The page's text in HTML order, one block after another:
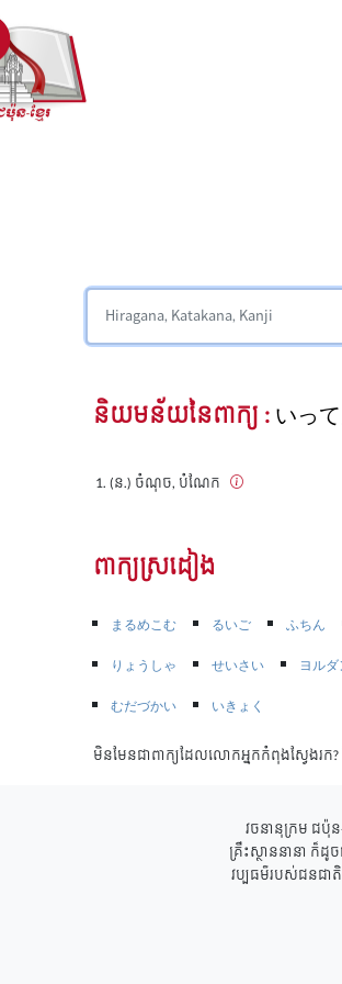
និយមន័យនៃពាក្យ :いっ
(ន.) ចំណុច, បំណែក
ពាក្យស្រដៀង
まるめこむ るいご ふちん
りょうしゃ
せいさい ヨル
むだづかい
いきょく
មិនមែនជាពាក្យដែលលោកអ្នកកំពុងស្វែងរក?
វចនានុក្រម ជប៉ុ
គ្រឹះស្ថាននានា ក៏ដូ
វប្បធម៌របស់ជនជា